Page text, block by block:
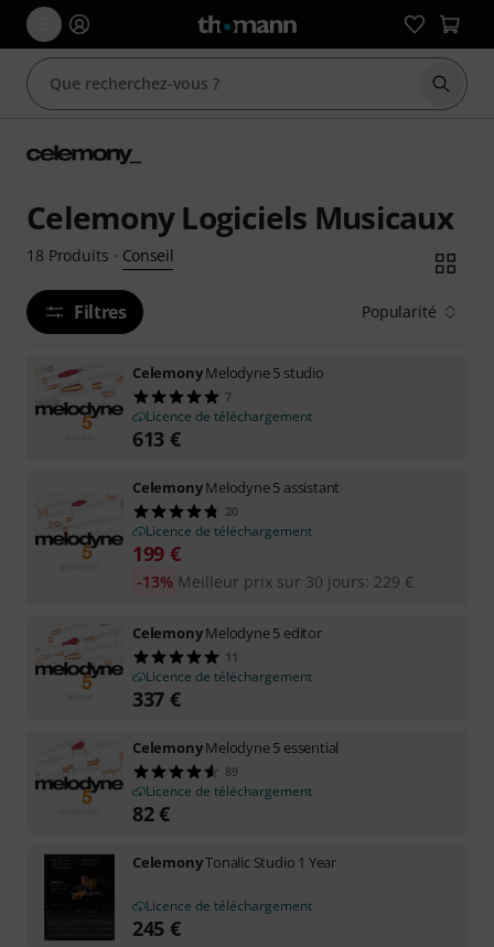
Celemony Logiciels Musicaux
18 Produits · Conseil
Filtres Popularité
CelemonyMelodyne 5 studio
7
Licence de téléchargement
613 €
CelemonyMelodyne 5 assistant
20
Licence de téléchargement
199 €
Meilleur prix sur 30 jours: 229 €
-13%
CelemonyMelodyne 5 editor
11
Licence de téléchargement
337 €
CelemonyMelodyne 5 essential
89
Licence de téléchargement
82€
CelemonyTonalic Studio 1 Year
Licence de téléchargement
245 €